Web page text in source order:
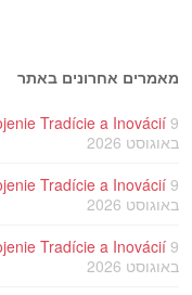
מאמרים אחרונים באתר
Tradície a Inovácií 9
באוגוסט 2026
Tradície a Inovácií 9
באוגוסט 2026
Tradície a Inovácií 9
באוגוסט 2026